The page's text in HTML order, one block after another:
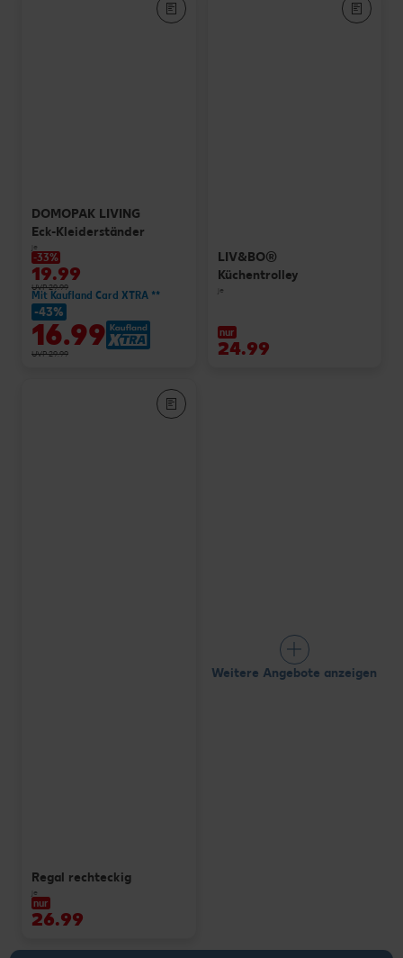
DOMOPAK LIVING
Eck-Kleiderständer
je
-33%
19.99
UVP 29.99
Mit Kaufland Card XTRA **
-43%
16.99
UVP 29.99
LIV&BO®
Küchentrolley
je
nur
24.99
Regal rechteckig
je
nur
26.99
Weitere Angebote anzeigen